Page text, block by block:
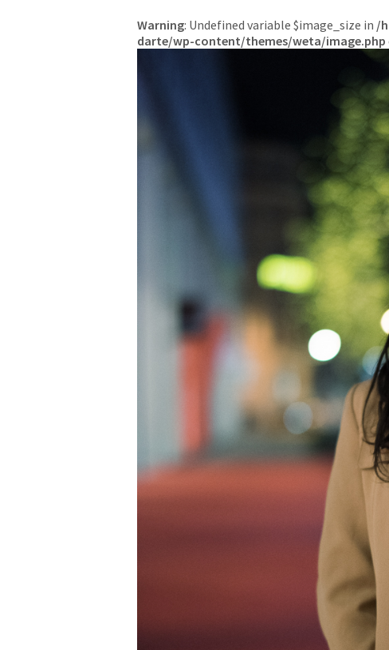
Warning: Undefined variable $image_size in /
darte/wp-content/themes/weta/image.php